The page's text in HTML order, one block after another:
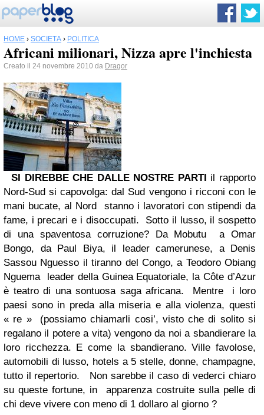
HOME › SOCIETÀ › POLITICA
Africani milionari, Nizza apre l'inchiesta
Creato il 24 novembre 2010 da Dragor
SI DIREBBE CHE DALLE NOSTRE PARTI il rapporto
Nord-Sud si capovolga: dal Sud vengono i ricconi con le
mani bucate, al Nord stanno i lavoratori con stipendi da
fame, i precari e i disoccupati. Sotto il lusso, il sospetto
di una spaventosa corruzione? Da Mobutu a Omar
Bongo, da Paul Biya, il leader camerunese, a Denis
Sassou Nguesso il tiranno del Congo, a Teodoro Obiang
Nguema leader della Guinea Equatoriale, la Côte d’Azur
è teatro di una sontuosa saga africana. Mentre i loro
paesi sono in preda alla miseria e alla violenza, questi
« re » (possiamo chiamarli cosi’, visto che di solito si
regalano il potere a vita) vengono da noi a sbandierare la
loro ricchezza. E come la sbandierano. Ville favolose,
automobili di lusso, hotels a 5 stelle, donne, champagne,
tutto il repertorio. Non sarebbe il caso di vederci chiaro
su queste fortune, in apparenza costruite sulla pelle di
chi deve vivere con meno di 1 dollaro al giorno ?